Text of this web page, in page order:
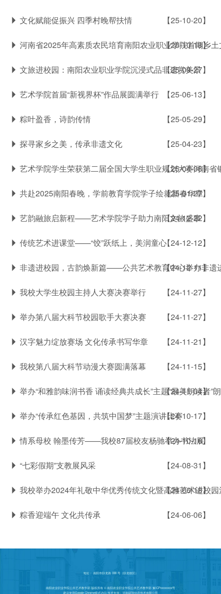
文化赋能促振兴 四季村晚帮扶情 【25-10-20】
河南省2025年高素质农民培育南阳农业职业学院首期乡
【25-10-18】
文旅进校园：南阳农业职业学院沉浸式品非遗赏美景
【25-09-27】
艺术学院首届“新视界杯”作品展圆满举行 【25-06-13】
粽叶盈香，诗韵传情 【25-05-29】
探寻家乡之美，传承非遗文化 【25-04-23】
艺术学院学生荣获第二届全国大学生职业规划大赛河南省
【25-04-08】
共赴2025南阳春晚，学前教育学院学子绘就新春华章
【25-01-27】
艺韵融旅启新程——艺术学院学子助力南阳文旅盛事
【24-12-22】
传统艺术进课堂——“饺”跃纸上，美润童心【24-12-12】
非遗进校园，古韵焕新篇——公共艺术教育中心举办非遗
【24-12-11】
我校大学生校园主持人大赛决赛举行 【24-11-27】
举办第八届大科节校园歌手大赛决赛 【24-11-27】
汉字魅力绽放赛场 文化传承书写华章 【24-11-21】
我校第八届大科节动漫大赛圆满落幕 【24-11-15】
举办“和雅韵味润书香 诵读经典共成长”主题“最美朗读者”
【24-11-04】
举办“传承红色基因，共筑中国梦”主题演讲比赛【24-10-17】
情系母校 翰墨传芳——我校87届校友杨驰举办书法展
【24-10-16】
“七彩假期”支教展风采 【24-08-31】
我校举办2024年礼敬中华优秀传统文化暨高雅艺术进校
【24-06-18】
粽香迎端午 文化共传承 【24-06-06】
地址： 南阳市卧龙路 338 号（卧龙校区）
南阳农业职业学院公共艺术教学部 版权所有 © 南阳农业职业学院公共艺术教学部 豫ICPxxxxxxxx号
建议使用Google Chrome模式访问 技术支持：河南硕翔信息技术有限公司